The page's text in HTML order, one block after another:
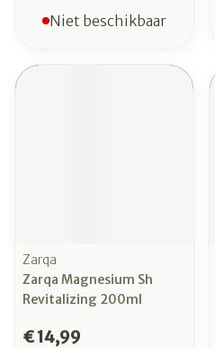
Niet beschikbaar
Zarqa
Zarqa Magnesium Sh
Revitalizing 200ml
€ 14,99